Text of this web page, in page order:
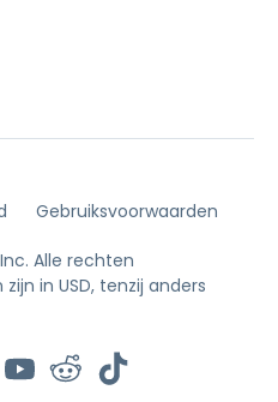
Gebruiksvoorwaarden
Alle rechten
in USD, tenzij anders